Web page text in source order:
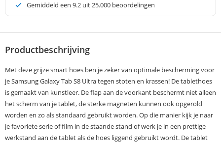
Gemiddeld een 9.2 uit 25.000 beoordelingen
Productbeschrijving
Met deze grijze smart hoes ben je zeker van optimale bescherming voor
je Samsung Galaxy Tab S8 Ultra tegen stoten en krassen! De tablethoes
is gemaakt van kunstleer. De flap aan de voorkant beschermt niet alleen
het scherm van je tablet, de sterke magneten kunnen ook opgerold
worden en zo als standaard gebruikt worden. Op die manier kijk je naar
je favoriete serie of film in de staande stand of werk je in een prettige
werkstand aan de tablet als de hoes liggend gebruikt wordt. De tablet